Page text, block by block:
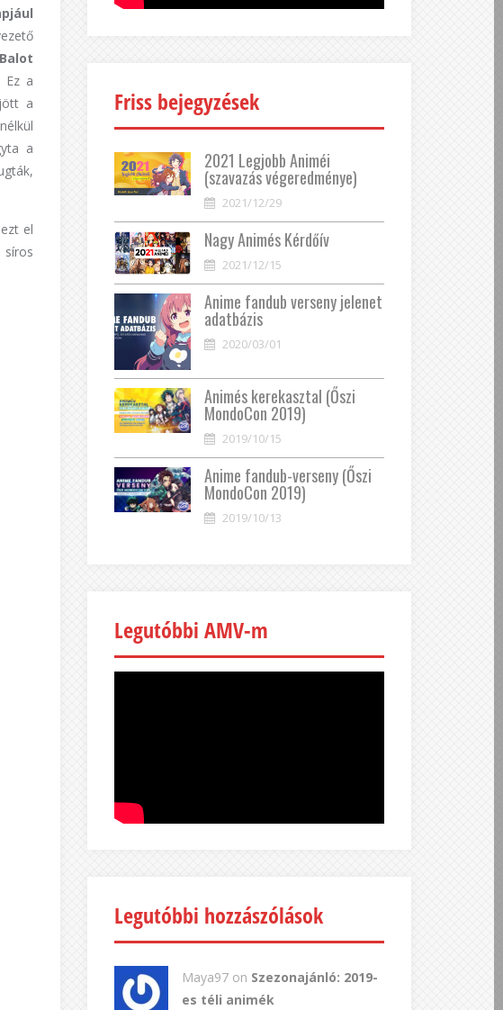
Ez a
a
a
el
síros
Friss bejegyzések
2021 Legjobb Animéi
(szavazás végeredménye)
2021/12/29
Nagy Animés Kérdőív
2021/12/15
Anime fandub verseny jelenet
adatbázis
2020/03/01
Animés kerekasztal (Őszi
MondoCon 2019)
2019/10/15
Anime fandub-verseny (Őszi
MondoCon 2019)
2019/10/13
Legutóbbi AMV-m
Legutóbbi hozzászólások
Maya97 on Szezonajánló: 2019-
es téli animék